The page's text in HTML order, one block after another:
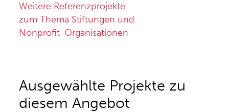
Weitere Referenzprojekte
zum Thema Stiftungen und
Nonprofit-Organisationen
Ausgewählte Projekte zu
diesem Angebot